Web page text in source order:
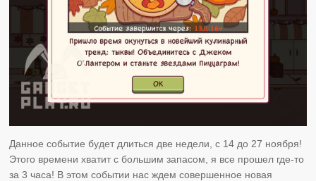
Данное событие будет длиться две недели, с 14 до 27 ноября!
Этого времени хватит с большим запасом, я все прошел где-то
за 3 часа! В этом событии нас ждем совершенное новая